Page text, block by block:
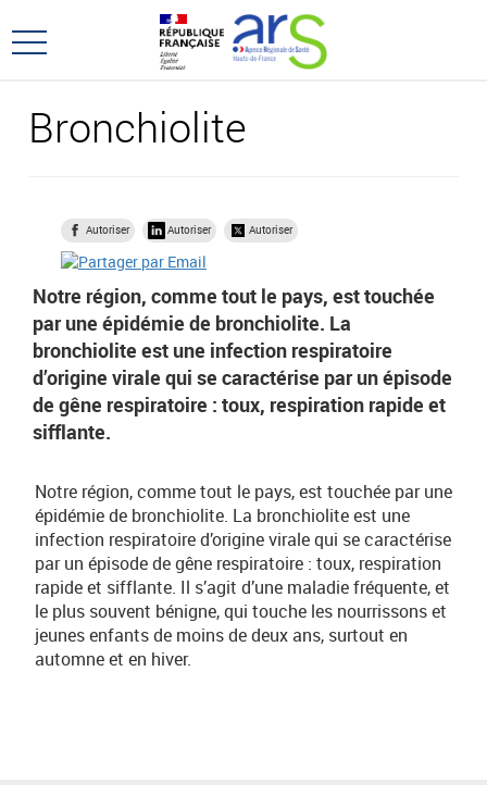
au
menu
au
contenu
Ouvrir
principal
Bronchiolite
Autoriser Autoriser Autoriser
Notre région, comme tout le pays, est touchée
par une épidémie de bronchiolite. La
bronchiolite est une infection respiratoire
d’origine virale qui se caractérise par un épisode
de gêne respiratoire : toux, respiration rapide et
sifflante.
Notre région, comme tout le pays, est touchée par une
épidémie de bronchiolite. La bronchiolite est une
infection respiratoire d’origine virale qui se caractérise
par un épisode de gêne respiratoire : toux, respiration
rapide et sifflante. Il s’agit d’une maladie fréquente, et
le plus souvent bénigne, qui touche les nourrissons et
jeunes enfants de moins de deux ans, surtout en
automne et en hiver.